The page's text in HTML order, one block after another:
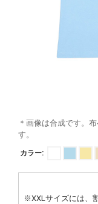
＊画像は合成です。
す。
カラー:
※XXLサイズには、